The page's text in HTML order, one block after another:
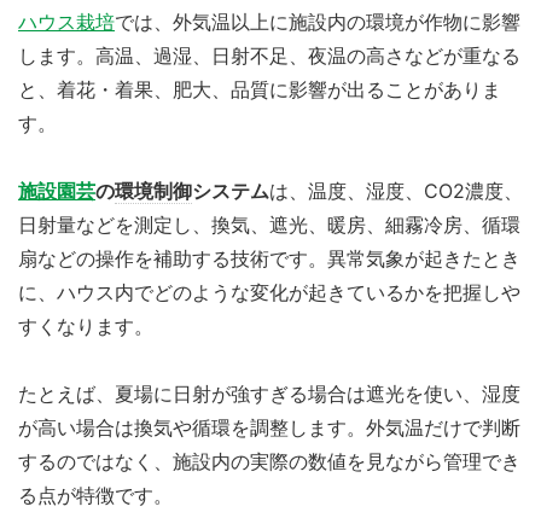
ハウス栽培では、外気温以上に施設内の環境が作物に影響
します。高温、過湿、日射不足、夜温の高さなどが重なる
と、着花・着果、肥大、品質に影響が出ることがありま
す。
施設園芸の環境制御システムは、温度、湿度、CO2濃度、
日射量などを測定し、換気、遮光、暖房、細霧冷房、循環
扇などの操作を補助する技術です。異常気象が起きたとき
に、ハウス内でどのような変化が起きているかを把握しや
すくなります。
たとえば、夏場に日射が強すぎる場合は遮光を使い、湿度
が高い場合は換気や循環を調整します。外気温だけで判断
するのではなく、施設内の実際の数値を見ながら管理でき
る点が特徴です。